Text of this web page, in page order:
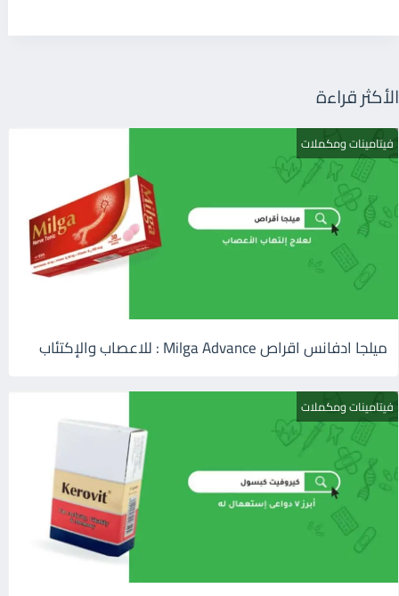
الأكثر قراءة
فيتامينات ومكملات
ميلجا ادفانس اقراص Milga Advance : للاعصاب والإكتئاب
فيتامينات ومكملات